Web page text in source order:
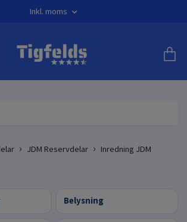
Inkl. moms
JDM Reservdelar Inredning JDM
Belysning